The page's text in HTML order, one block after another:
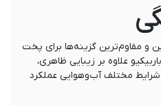
و مقاوم‌ترین گزینه‌ها برای پخت
علاوه بر زیبایی ظاهری،
شرایط مختلف آب‌وهوایی عملکرد